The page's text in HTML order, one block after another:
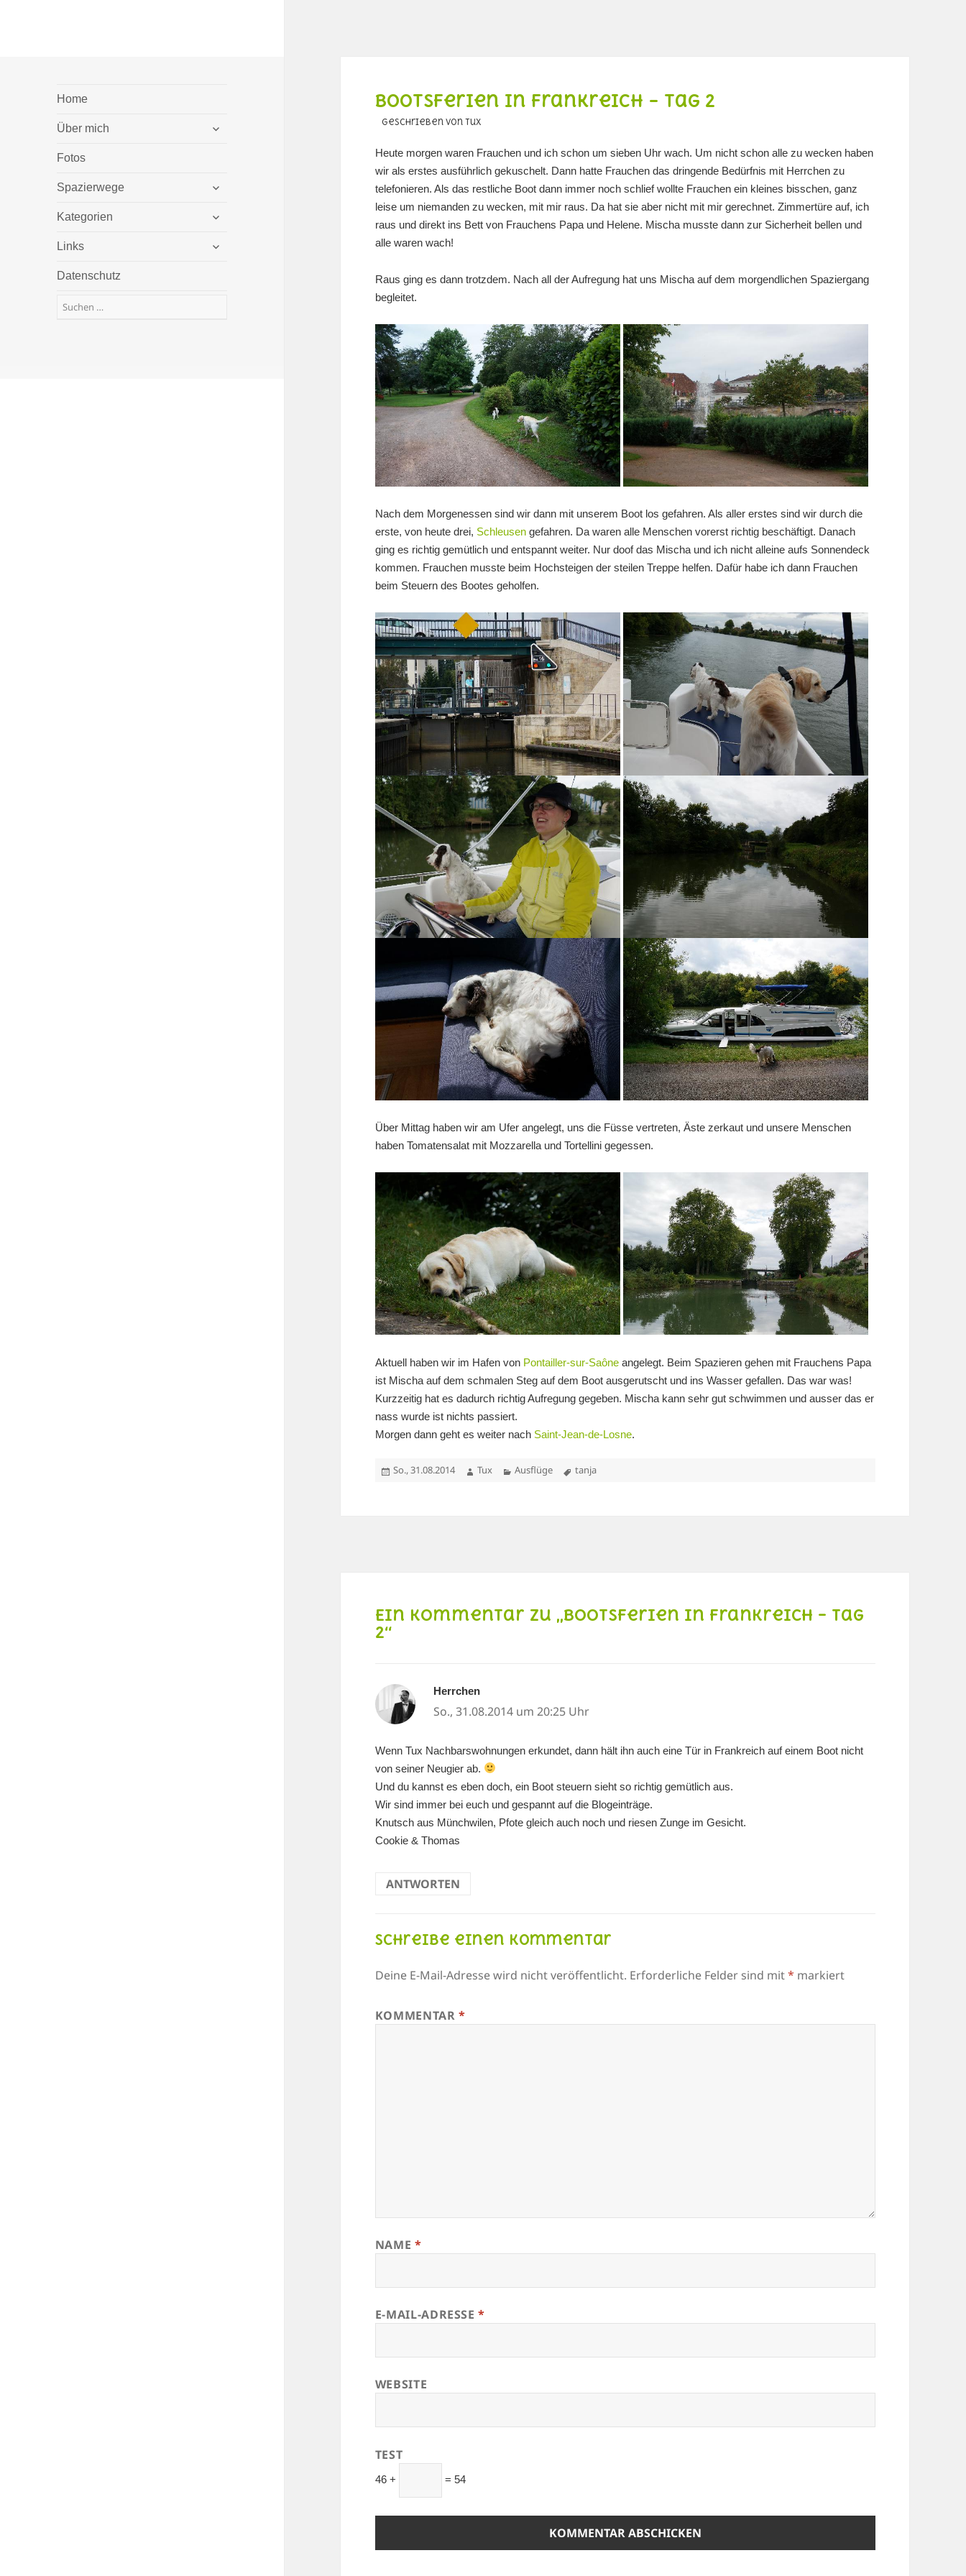
Home
Über mich
untermenü
Fotos
Spazierwege
untermenü
Kategorien
untermenü
Links
untermenü
Datenschutz
Suchen
Bootsferien in Frankreich – Tag 2
geschrieben von Tux
Heute morgen waren Frauchen und ich schon um sieben Uhr wach. Um nicht schon alle zu wecken haben
wir als erstes ausführlich gekuschelt. Dann hatte Frauchen das dringende Bedürfnis mit Herrchen zu
telefonieren. Als das restliche Boot dann immer noch schlief wollte Frauchen ein kleines bisschen, ganz
leise um niemanden zu wecken, mit mir raus. Da hat sie aber nicht mit mir gerechnet. Zimmertüre auf, ich
raus und direkt ins Bett von Frauchens Papa und Helene. Mischa musste dann zur Sicherheit bellen und
alle waren wach!
Raus ging es dann trotzdem. Nach all der Aufregung hat uns Mischa auf dem morgendlichen Spaziergang
begleitet.
Nach dem Morgenessen sind wir dann mit unserem Boot los gefahren. Als aller erstes sind wir durch die
erste, von heute drei, Schleusengefahren. Da waren alle Menschen vorerst richtig beschäftigt. Danach
ging es richtig gemütlich und entspannt weiter. Nur doof das Mischa und ich nicht alleine aufs Sonnendeck
kommen. Frauchen musste beim Hochsteigen der steilen Treppe helfen. Dafür habe ich dann Frauchen
beim Steuern des Bootes geholfen.
Über Mittag haben wir am Ufer angelegt, uns die Füsse vertreten, Äste zerkaut und unsere Menschen
haben Tomatensalat mit Mozzarella und Tortellini gegessen.
Aktuell haben wir im Hafen von Pontailler-sur-Saôneangelegt. Beim Spazieren gehen mit Frauchens Papa
ist Mischa auf dem schmalen Steg auf dem Boot ausgerutscht und ins Wasser gefallen. Das war was!
Kurzzeitig hat es dadurch richtig Aufregung gegeben. Mischa kann sehr gut schwimmen und ausser das er
nass wurde ist nichts passiert.
Morgen dann geht es weiter nach Saint-Jean-de-Losne.
Veröffentlicht
So., 31.08.2014 Autor
Tux Kategorien
Ausflüge Schlagwörter
tanja
Ein Kommentar zu „Bootsferien in Frankreich – Tag
2“
Herrchen
So., 31.08.2014 um 20:25 Uhr
Wenn Tux Nachbarswohnungen erkundet, dann hält ihn auch eine Tür in Frankreich auf einem Boot nicht
von seiner Neugier ab.
Und du kannst es eben doch, ein Boot steuern sieht so richtig gemütlich aus.
Wir sind immer bei euch und gespannt auf die Blogeinträge.
Knutsch aus Münchwilen, Pfote gleich auch noch und riesen Zunge im Gesicht.
Cookie & Thomas
ANTWORTEN
Schreibe einen Kommentar
Deine E-Mail-Adresse wird nicht veröffentlicht. Erforderliche Felder sind mit* markiert
KOMMENTAR*
NAME *
E-MAIL-ADRESSE*
WEBSITE
TEST
46 + = 54